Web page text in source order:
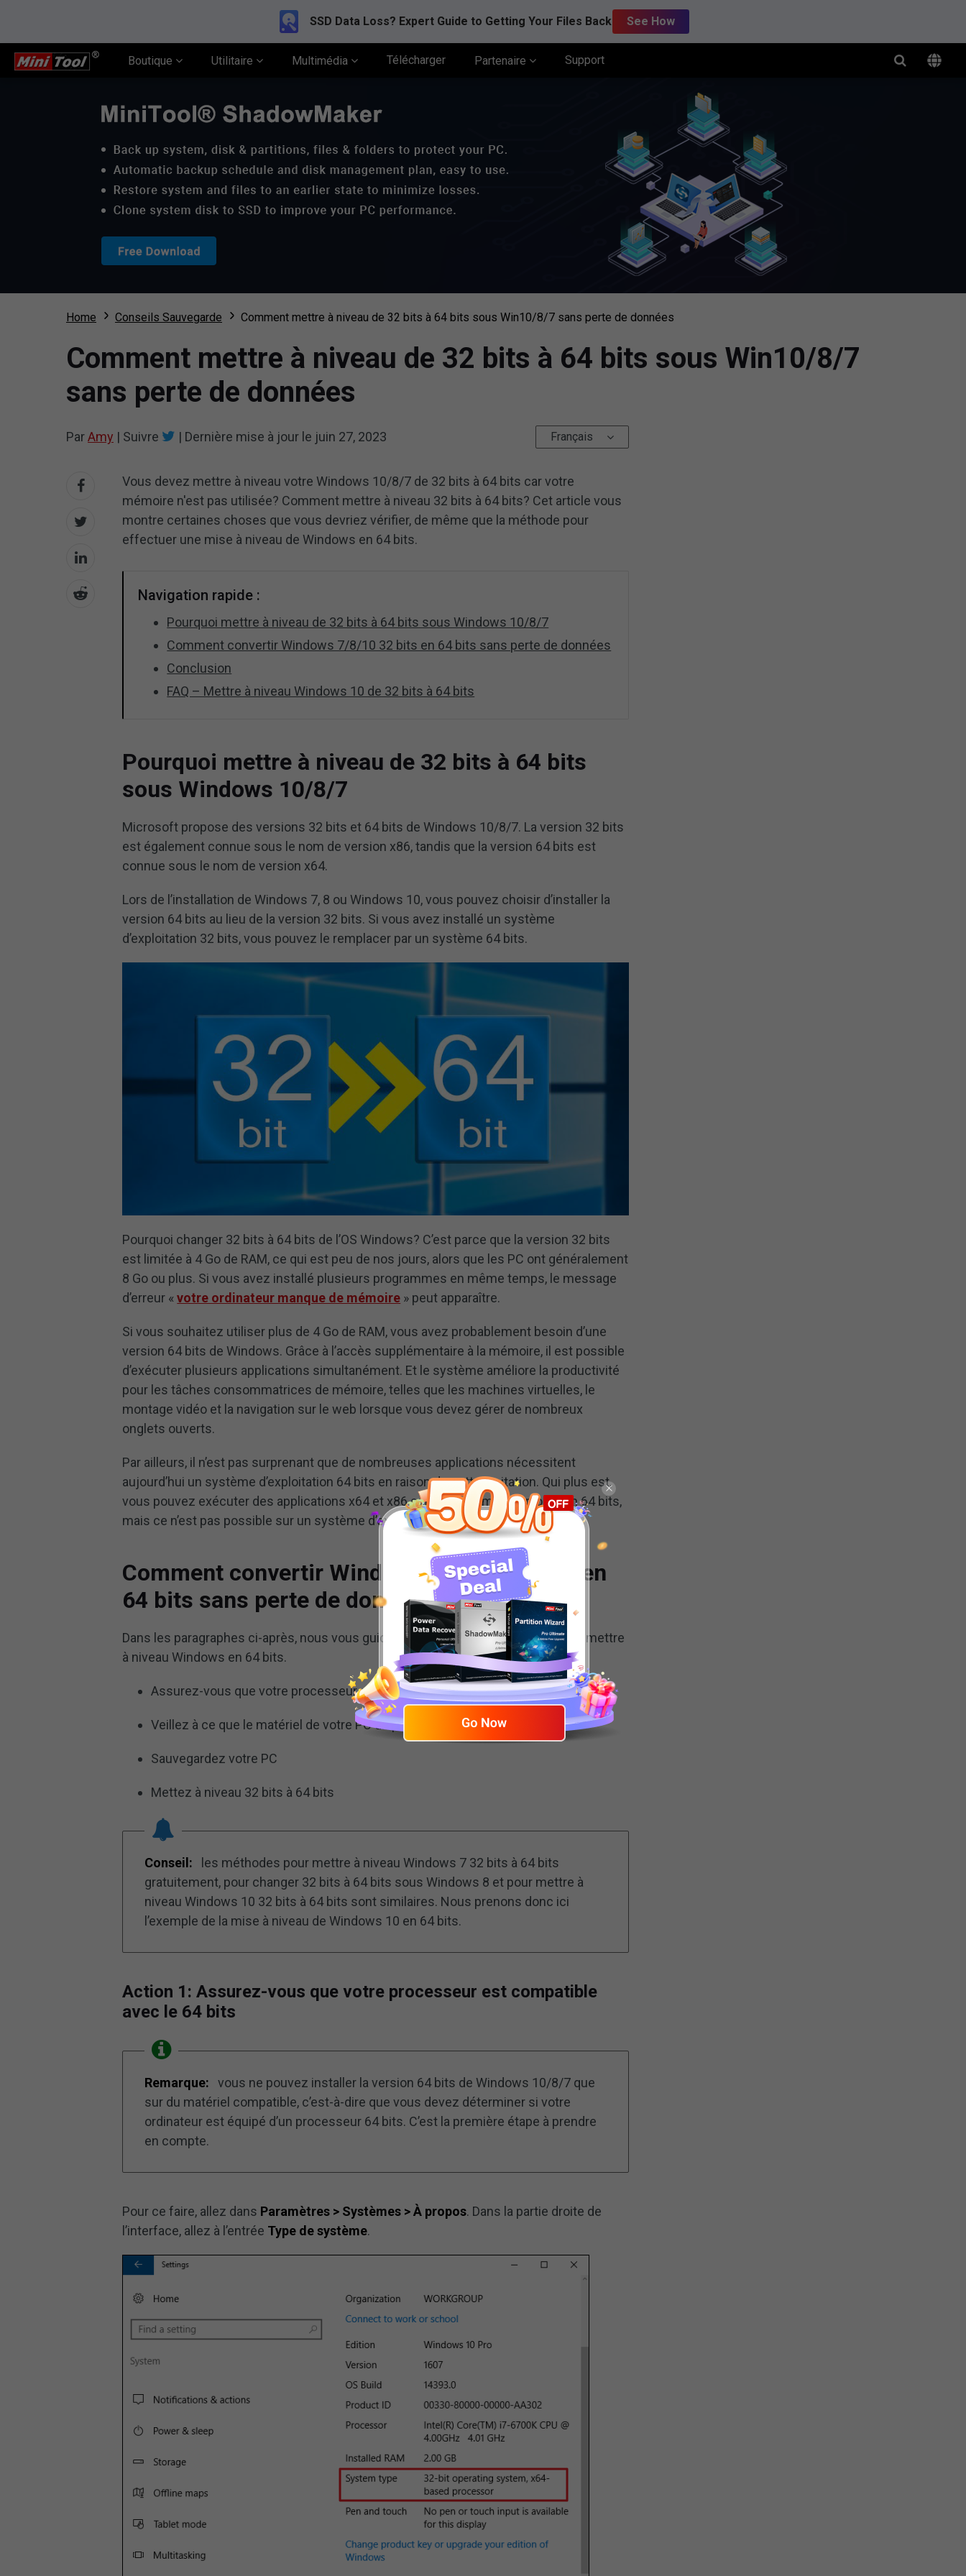
SSD Data Loss? Expert Guide to Getting Your Files Back See How
Boutique Utilitaire Multimédia Télécharger Partenaire Support
Home Conseils Sauvegarde Comment mettre à niveau de 32 bits à 64 bits sous Win10/8/7 sans perte de données
Comment mettre à niveau de 32 bits à 64 bits sous Win10/8/7
sans perte de données
ParAmy | Suivre | Dernière mise à jour le juin 27, 2023 Français
Vous devez mettre à niveau votre Windows 10/8/7 de 32 bits à 64 bits car votre
mémoire n'est pas utilisée? Comment mettre à niveau 32 bits à 64 bits? Cet article vous
montre certaines choses que vous devriez vérifier, de même que la méthode pour
effectuer une mise à niveau de Windows en 64 bits.
Navigation rapide :
Pourquoi mettre à niveau de 32 bits à 64 bits sous Windows 10/8/7
Comment convertir Windows 7/8/10 32 bits en 64 bits sans perte de données
Conclusion
FAQ – Mettre à niveau Windows 10 de 32 bits à 64 bits
Pourquoi mettre à niveau de 32 bits à 64 bits
sous Windows 10/8/7
Microsoft propose des versions 32 bits et 64 bits de Windows 10/8/7. La version 32 bits
est également connue sous le nom de version x86, tandis que la version 64 bits est
connue sous le nom de version x64.
Lors de l’installation de Windows 7, 8 ou Windows 10, vous pouvez choisir d’installer la
version 64 bits au lieu de la version 32 bits. Si vous avez installé un système
d’exploitation 32 bits, vous pouvez le remplacer par un système 64 bits.
Pourquoi changer 32 bits à 64 bits de l’OS Windows? C’est parce que la version 32 bits
est limitée à 4 Go de RAM, ce qui est peu de nos jours, alors que les PC ont généralement
8 Go ou plus. Si vous avez installé plusieurs programmes en même temps, le message
d’erreur «votre ordinateur manque de mémoire » peut apparaître.
Si vous souhaitez utiliser plus de 4 Go de RAM, vous avez probablement besoin d’une
version 64 bits de Windows. Grâce à l’accès supplémentaire à la mémoire, il est possible
d’exécuter plusieurs applications simultanément. Et le système améliore la productivité
pour les tâches consommatrices de mémoire, telles que les machines virtuelles, le
montage vidéo et la navigation sur le web lorsque vous devez gérer de nombreux
onglets ouverts.
Par ailleurs, il n’est pas surprenant que de nombreuses applications nécessitent
aujourd’hui un système d’exploitation 64 bits en raison de cette limitation. Qui plus est,
vous pouvez exécuter des applications x64 et x86 sur un système d’exploitation 64 bits,
mais ce n’est pas possible sur un système d’exploitation 32 bits.
Comment convertir Windows 7/8/10 32 bits en
64 bits sans perte de données
Dans les paragraphes ci-après, nous vous guiderons à travers quatre étapes pour mettre
à niveau Windows en 64 bits.
Assurez-vous que votre processeur est compatible avec le 64 bits
Veillez à ce que le matériel de votre PC dispose de pilotes 64 bits
Sauvegardez votre PC
Mettez à niveau 32 bits à 64 bits
Conseil:
les méthodes pour mettre à niveau Windows 7 32 bits à 64 bits
gratuitement, pour changer 32 bits à 64 bits sous Windows 8 et pour mettre à
niveau Windows 10 32 bits à 64 bits sont similaires. Nous prenons donc ici
l’exemple de la mise à niveau de Windows 10 en 64 bits.
Action 1: Assurez-vous que votre processeur est compatible
avec le 64 bits
Remarque:
vous ne pouvez installer la version 64 bits de Windows 10/8/7 que
sur du matériel compatible, c’est-à-dire que vous devez déterminer si votre
ordinateur est équipé d’un processeur 64 bits. C’est la première étape à prendre
en compte.
Pour ce faire, allez dans Paramètres > Systèmes > À propos. Dans la partie droite de
l’interface, allez à l’entrée Type de système.